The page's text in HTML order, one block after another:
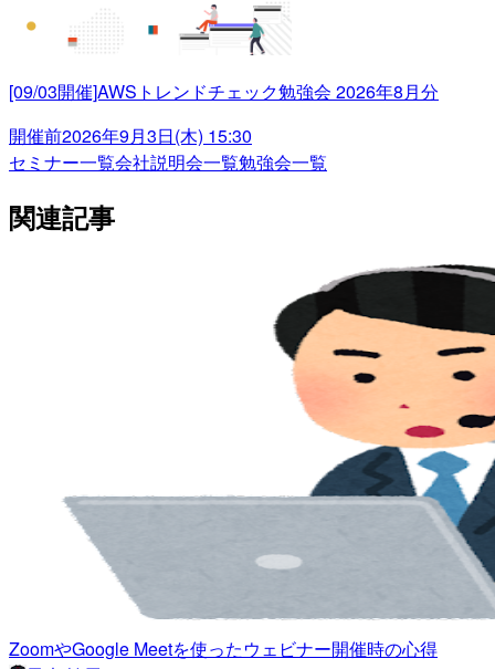
[09/03開催]AWSトレンドチェック勉強会 2026年8月分
開催前2026年9月3日(木) 15:30
セミナー一覧会社説明会一覧勉強会一覧
関連記事
ZoomやGoogle Meetを使ったウェビナー開催時の心得